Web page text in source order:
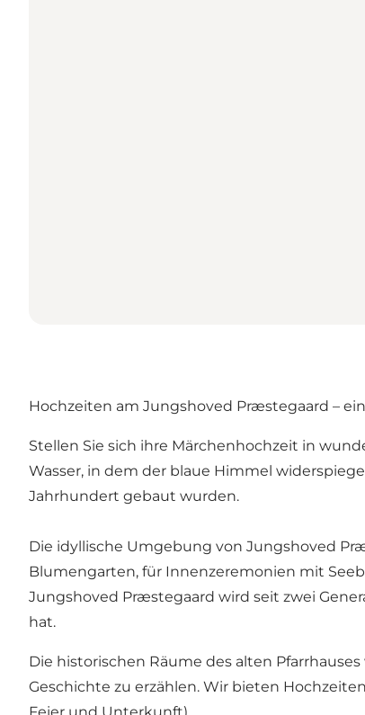
Hochzeiten am Jungshoved Præstegaard –
Stellen Sie sich ihre Märchenhochzeit in
Wasser, in dem der blaue Himmel
Jahrhundert gebaut wurden.
Die idyllische Umgebung von Jungshoved
Blumengarten, für Innenzeremonien mit
Jungshoved Præstegaard wird seit zwei
hat.
Die historischen Räume des alten
Geschichte zu erzählen. Wir bieten